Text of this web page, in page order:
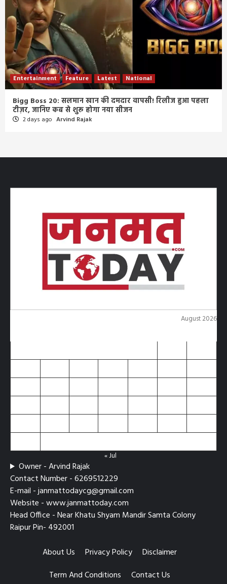
Entertainment Feature Latest National
Bigg Boss 20: सलमान खान की दमदार वापसी! रिलीज हुआ पहला
टीज़र, जानिए कब से शुरू होगा नया सीजन
2 days ago Arvind Rajak
August 2026
« Jul
Owner - Arvind Rajak
Contact Number - 6269512229
E-mail - janmattodaycg@gmail.com
Website - www.janmattoday.com
Head Office - Near Khatu Shyam Mandir Samta Colony
Raipur Pin- 492001
About Us
Privacy Policy
Disclaimer
Term And Conditions
Contact Us